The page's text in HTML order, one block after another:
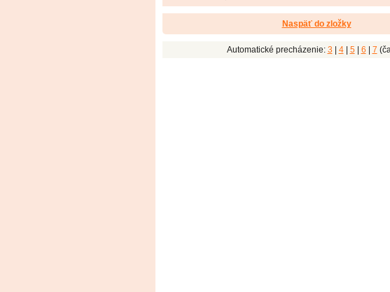
Naspäť do zložky
Automatické precházenie: 3 4| 5| 6 7